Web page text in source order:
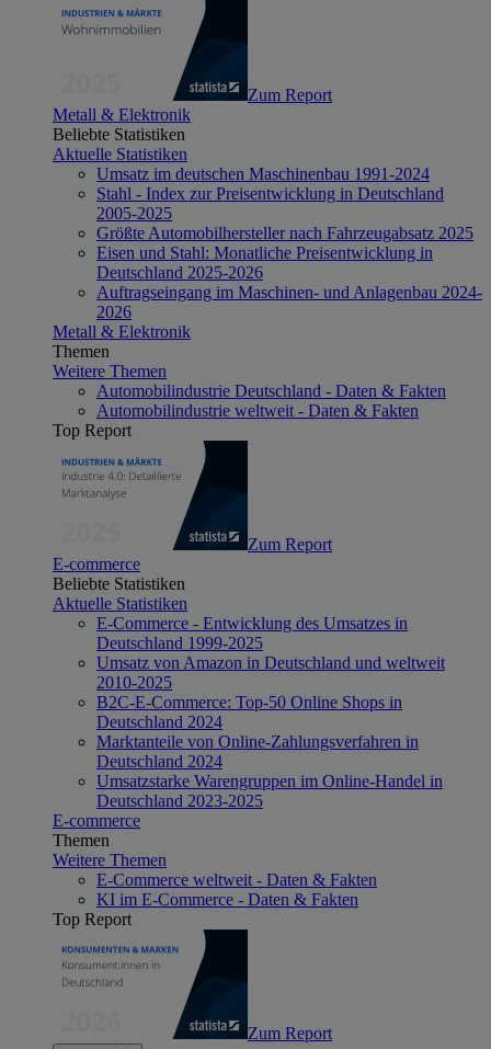
Zum Report
Metall & Elektronik
Beliebte Statistiken
Aktuelle Statistiken
Umsatz im deutschen Maschinenbau 1991-2024
Stahl - Index zur Preisentwicklung in Deutschland
2005-2025
Größte Automobilhersteller nach Fahrzeugabsatz 2025
Eisen und Stahl: Monatliche Preisentwicklung in
Deutschland 2025-2026
Auftragseingang im Maschinen- und Anlagenbau 2024-
2026
Metall & Elektronik
Themen
Weitere Themen
Automobilindustrie Deutschland - Daten & Fakten
Automobilindustrie weltweit - Daten & Fakten
Top Report
Zum Report
E-commerce
Beliebte Statistiken
Aktuelle Statistiken
E-Commerce - Entwicklung des Umsatzes in
Deutschland 1999-2025
Umsatz von Amazon in Deutschland und weltweit
2010-2025
B2C-E-Commerce: Top-50 Online Shops in
Deutschland 2024
Marktanteile von Online-Zahlungsverfahren in
Deutschland 2024
Umsatzstarke Warengruppen im Online-Handel in
Deutschland 2023-2025
E-commerce
Themen
Weitere Themen
E-Commerce weltweit - Daten & Fakten
KI im E-Commerce - Daten & Fakten
Top Report
Zum Report